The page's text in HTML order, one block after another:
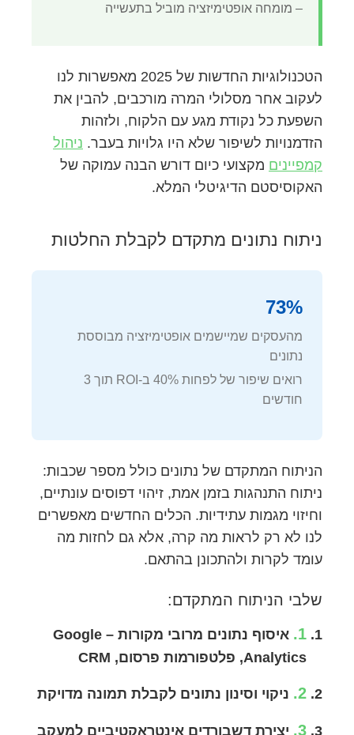
– מומחה אופטימיזציה מוביל בתעשייה
הטכנולוגיות החדשות של 2025 מאפשרות לנו
לעקוב אחר מסלולי המרה מורכבים, להבין את
השפעת כל נקודת מגע עם הלקוח, ולזהות
הזדמנויות לשיפור שלא היו גלויות בעבר. ניהול
קמפיינים מקצועי כיום דורש הבנה עמוקה של
האקוסיסטם הדיגיטלי המלא.
ניתוח נתונים מתקדם לקבלת החלטות
73%
מהעסקים שמיישמים אופטימיזציה מבוססת
נתונים
רואים שיפור של לפחות 40% ב-ROI תוך 3
חודשים
הניתוח המתקדם של נתונים כולל מספר שכבות:
ניתוח התנהגות בזמן אמת, זיהוי דפוסים עונתיים,
וחיזוי מגמות עתידיות. הכלים החדשים מאפשרים
לנו לא רק לראות מה קרה, אלא גם לחזות מה
עומד לקרות ולהתכונן בהתאם.
שלבי הניתוח המתקדם:
1.
איסוף נתונים מרובי מקורות – Google
Analytics, פלטפורמות פרסום, CRM
2. ניקוי וסינון נתונים לקבלת תמונה מדויקת
3. יצירת דשבורדים אינטראקטיביים למעקב